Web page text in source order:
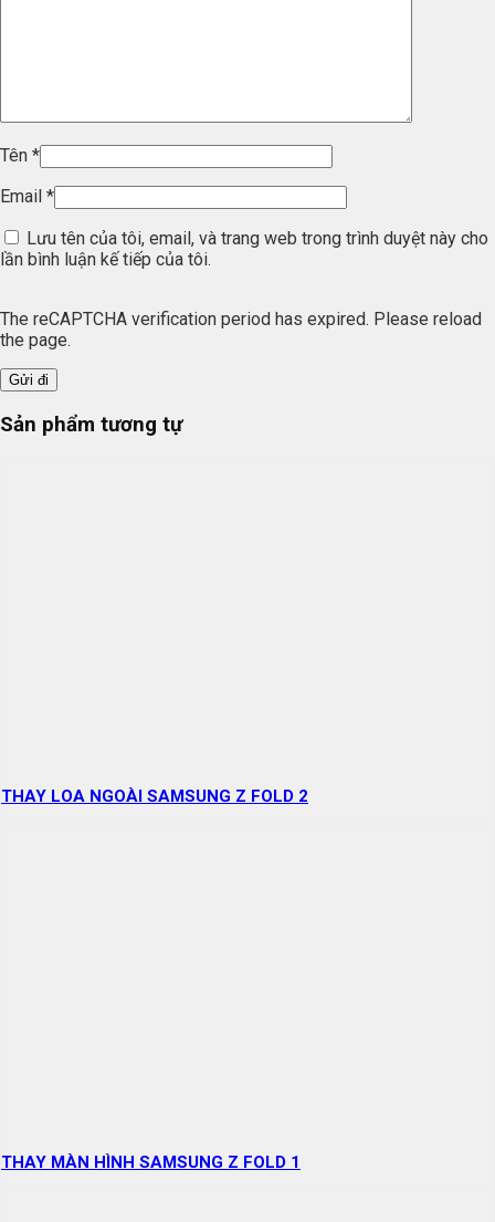
Tên *
Email *
Lưu tên của tôi, email, và trang web trong trình duyệt này cho
lần bình luận kế tiếp của tôi.
The reCAPTCHA verification period has expired. Please reload
the page.
Sản phẩm tương tự
THAY LOA NGOÀI SAMSUNG Z FOLD 2
THAY MÀN HÌNH SAMSUNG Z FOLD 1